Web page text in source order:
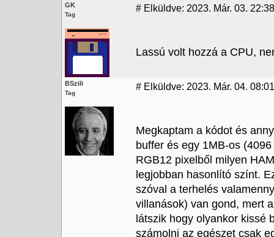
GK
Tag
# Elküldve: 2023. Már. 03. 22:38
Lassú volt hozzá a CPU,
BSzili
Tag
# Elküldve: 2023. Már. 04. 08:01
Megkaptam a kódot és
buffer és egy 1MB-os
RGB12 pixelből milyen
legjobban hasonlító színt.
szóval a terhelés
villanások) van gond, mert
látszik hogy olyankor kissé
számolni az egészet csak